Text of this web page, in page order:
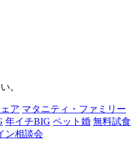
。
ア マタニティ・ファミリー
年イチBIG ペット婚 無料試食
ン相談会